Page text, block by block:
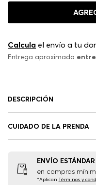
Calcula el envío a tu
Entrega aproximada
DESCRIPCIÓN
CUIDADO DE LA PRENDA
ENVÍO ESTÁNDAR
en compras
*Aplican Términos y